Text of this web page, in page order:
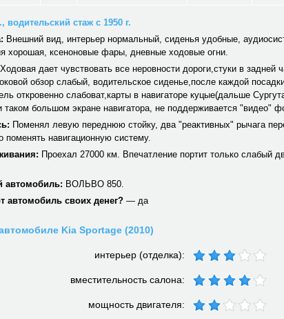
водительский стаж с 1950 г.
Внешний вид, интерьер нормальный, сиденья удобные,
хорошая, ксеноновые фары, дневные ходовые огни.
дает чувствовать все неровности дороги,стуки в задней
обзор слабый, водительское сиденье,после каждой
откровенно слабоват,карты в навигаторе куцые(дальше
таком большом экране навигатора, не поддерживается "видео"
Поменял левую переднюю стойку, два "реактивных" рычага
поменять навигационную систему.
Проехал 27000 км. Впечатление портит только слабый
автомобиль: ВОЛЬВО 850.
автомобиль своих денег? — да
Kia Sportage (2010)
интерьер (отделка):
вместительность салона:
мощность двигателя: